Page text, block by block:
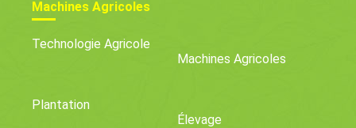
Machines Agricoles
Technologie Agricole
Machines Agricoles
Plantation
Élevage